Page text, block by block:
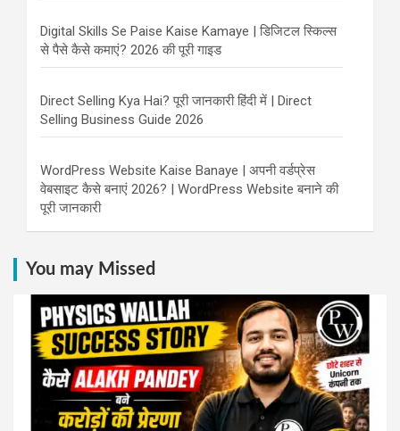
Digital Skills Se Paise Kaise Kamaye | डिजिटल स्किल्स
से पैसे कैसे कमाएं? 2026 की पूरी गाइड
Direct Selling Kya Hai? पूरी जानकारी हिंदी में | Direct
Selling Business Guide 2026
WordPress Website Kaise Banaye | अपनी वर्डप्रेस
वेबसाइट कैसे बनाएं 2026? | WordPress Website बनाने की
पूरी जानकारी
You may Missed